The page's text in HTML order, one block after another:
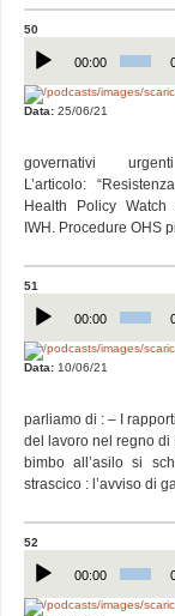
50
Player
00:00
Data: 25/06/21
governativi
L’articolo:
Health Policy
IWH. Procedure OHS
51
Player
00:00
Data: 10/06/21
parliamo di : – I
del lavoro nel regno di
bimbo all’asilo si
strascico : l’avviso di
52
Player
00:00